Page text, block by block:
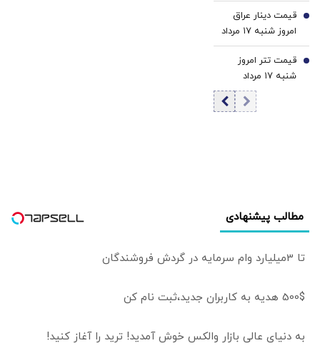
قیمت دینار عراق
امروز شنبه ۱۷ مرداد
1405/ افزایش
قیمت دینار
6
قیمت تتر امروز
شنبه ۱۷ مرداد
1405 / کاهش
7
مطالب پیشنهادی
تا 3میلیارد وام سرمایه در گردش فروشندگان
500$ هدیه به کاربران جدید،ثبت نام کن
به دنیای عالی بازار والکس خوش آمدید! ترید را آغاز کنید!